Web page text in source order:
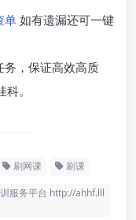
单 如有遗漏还可一键
务，保证高效高质
。
刷网课
刷课
服务平台 http://ahhf.lll